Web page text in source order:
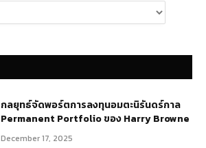
กลยุทธ์​จัดพอร์ตการลงทุนอมตะนิรันดร์กาล
Permanent Portfolio ของ Harry Browne
December 17, 2025